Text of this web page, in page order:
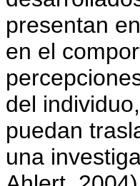
presentan
en el
del
puedan
una